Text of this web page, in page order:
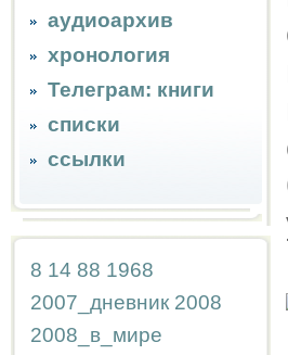
аудиоархив
хронология
Телеграм: книги
списки
ссылки
8 14 88 1968
2007_дневник 2008
2008_в_мире